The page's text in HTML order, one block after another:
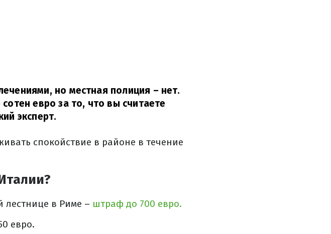
но местная полиция – нет.
евро за то, что вы считаете
эксперт.
спокойствие в районе в течение
лестнице в Риме – штраф до 700 евро.
евро.